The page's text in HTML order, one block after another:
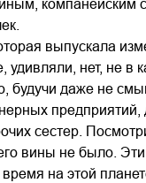
компанейским
выпускала
нет, не в
будучи даже не
предприятий,
сестер.
вины не было.
на этой